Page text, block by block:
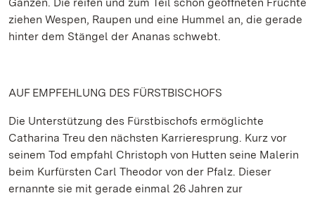
ziehen Wespen, Raupen und eine Hummel an, die gerade
hinter dem Stängel der Ananas schwebt.
AUF EMPFEHLUNG DES FÜRSTBISCHOFS
Die Unterstützung des Fürstbischofs ermöglichte
Catharina Treu den nächsten Karrieresprung. Kurz vor
seinem Tod empfahl Christoph von Hutten seine Malerin
beim Kurfürsten Carl Theodor von der Pfalz. Dieser
ernannte sie mit gerade einmal 26 Jahren zur